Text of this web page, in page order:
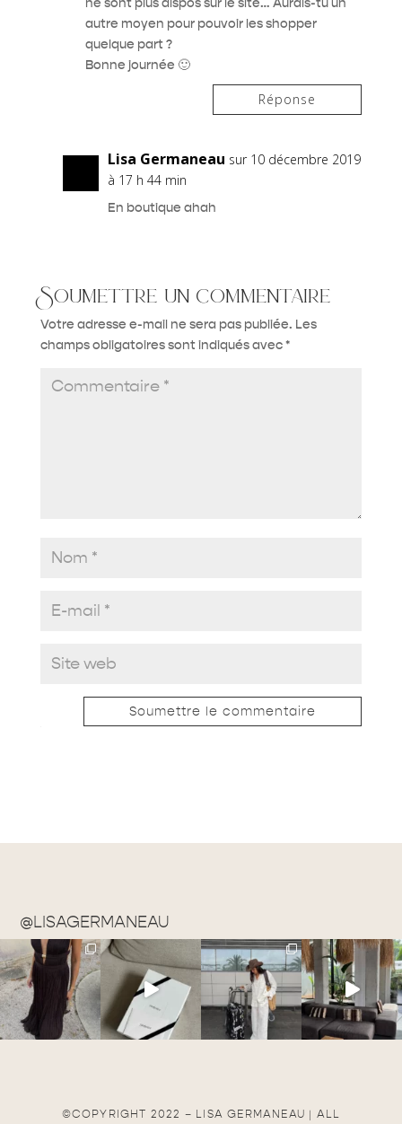
ne sont plus dispos sur le site… Aurais-tu un
autre moyen pour pouvoir les shopper
quelque part ?
Bonne journée 🙂
Réponse
Lisa Germaneau sur 10 décembre 2019
à 17 h 44 min
En boutique ahah
Soumettre un commentaire
Votre adresse e-mail ne sera pas publiée. Les
champs obligatoires sont indiqués avec*
Soumettre le commentaire
@LISAGERMANEAU
©COPYRIGHT 2022 – LISA GERMANEAU | ALL